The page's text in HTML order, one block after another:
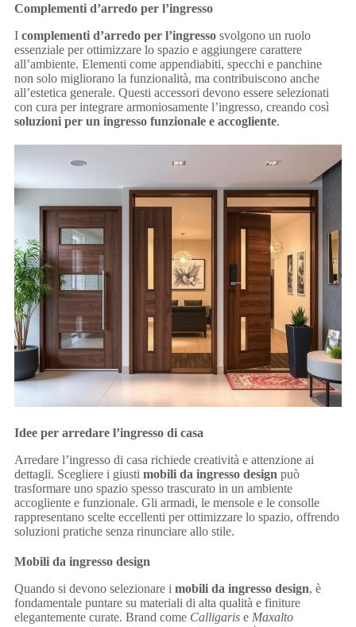
Complementi d’arredo per l’ingresso
I complementi d’arredo per l’ingresso svolgono un ruolo
essenziale per ottimizzare lo spazio e aggiungere carattere
all’ambiente. Elementi come appendiabiti, specchi e panchine
non solo migliorano la funzionalità, ma contribuiscono anche
all’estetica generale. Questi accessori devono essere selezionati
con cura per integrare armoniosamente l’ingresso, creando così
soluzioni per un ingresso funzionale e accogliente.
Idee per arredare l’ingresso di casa
Arredare l’ingresso di casa richiede creatività e attenzione ai
dettagli. Scegliere i giusti mobili da ingresso design può
trasformare uno spazio spesso trascurato in un ambiente
accogliente e funzionale. Gli armadi, le mensole e le consolle
rappresentano scelte eccellenti per ottimizzare lo spazio, offrendo
soluzioni pratiche senza rinunciare allo stile.
Mobili da ingresso design
Quando si devono selezionare i mobili da ingresso design, è
fondamentale puntare su materiali di alta qualità e finiture
elegantemente curate. Brand come Calligaris e Maxalto